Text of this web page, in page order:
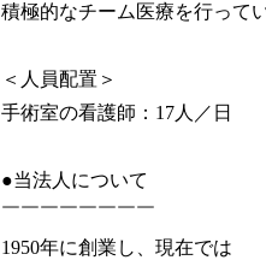
積極的なチーム医療を行って
＜人員配置＞
手術室の看護師：17人／日
●当法人について
￣￣￣￣￣￣￣￣
1950年に創業し、現在では